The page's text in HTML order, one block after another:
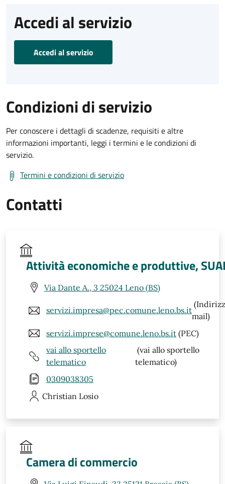
Accedi al servizio
Accedi al servizio
Condizioni di servizio
Per conoscere i dettagli di scadenze, requisiti e altre
informazioni importanti, leggi i termini e le condizioni di
servizio.
Termini e condizioni di servizio
Contatti
Attività economiche e produttive,
Via Dante A., 3 25024 Leno (BS)
servizi.impresa@pec.comune.leno.bs.it
mail)
servizi.imprese@comune.leno.bs.it (PEC)
vai allo sportello
telematico
(vai allo sportello
telematico)
0309038305
Christian Losio
Camera di commercio